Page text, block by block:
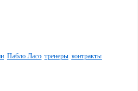
Пабло Ласо тренеры контракты